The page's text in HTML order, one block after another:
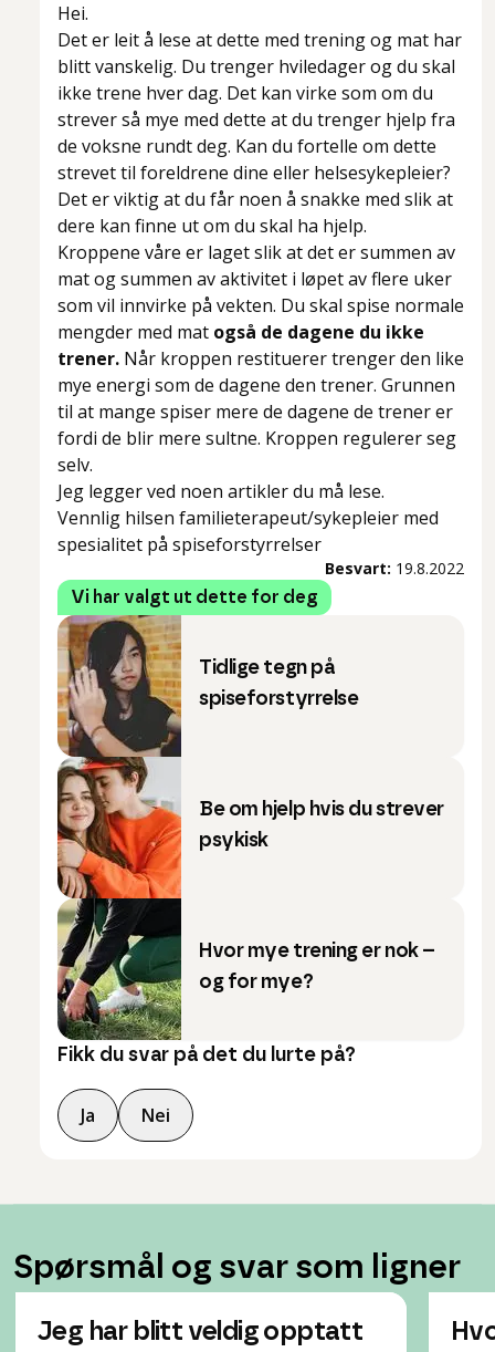
Hei.
Det er leit å lese at dette med trening og mat har
blitt vanskelig. Du trenger hviledager og du skal
ikke trene hver dag. Det kan virke som om du
strever så mye med dette at du trenger hjelp fra
de voksne rundt deg. Kan du fortelle om dette
strevet til foreldrene dine eller helsesykepleier?
Det er viktig at du får noen å snakke med slik at
dere kan finne ut om du skal ha hjelp.
Kroppene våre er laget slik at det er summen av
mat og summen av aktivitet i løpet av flere uker
som vil innvirke på vekten. Du skal spise normale
mengder med mat også de dagene du ikke
trener. Når kroppen restituerer trenger den like
mye energi som de dagene den trener. Grunnen
til at mange spiser mere de dagene de trener er
fordi de blir mere sultne. Kroppen regulerer seg
selv.
Jeg legger ved noen artikler du må lese.
Vennlig hilsen familieterapeut/sykepleier med
spesialitet på spiseforstyrrelser
Besvart: 19.8.2022
Vi har valgt ut dette for deg
Tidlige tegn på
spiseforstyrrelse
Be om hjelp hvis du strever
psykisk
Hvor mye trening er nok –
og for mye?
Fikk du svar på det du lurte på?
Ja Nei
Spørsmål og svar som ligner
Jeg har blitt veldig opptatt